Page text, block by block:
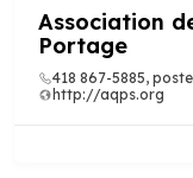
Association
Portage
418 867-5885,
http://aqps.org